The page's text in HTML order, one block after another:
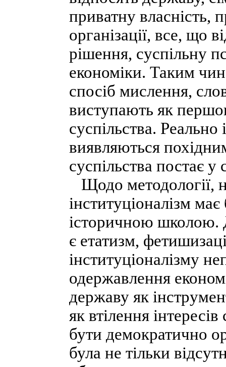
приватну власність,
організації, все, що
рішення, суспільну
економіки. Таким
спосіб мислення,
виступають як
суспільства.
виявляються
суспільства постає
Щодо методології,
інституціоналізм
історичною школою.
є етатизм,
інституціоналізму
одержавлення
державу як
як втілення
бути демократично
була не тільки